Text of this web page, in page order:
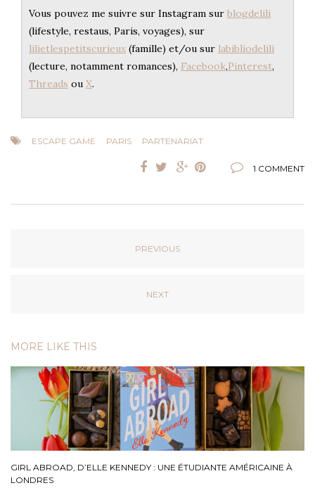
Vous pouvez me suivre sur Instagram sur blogdelili
(lifestyle, restaus, Paris, voyages), sur
lilietlespetitscurieux (famille) et/ou sur labibliodelili
(lecture, notamment romances), Facebook,Pinterest,
Threads ou X.
ESCAPE GAME PARIS PARTENARIAT
1 COMMENT
PREVIOUS
NEXT
MORE LIKE THIS
GIRL ABROAD, D’ELLE KENNEDY : UNE ÉTUDIANTE AMÉRICAINE À
LONDRES